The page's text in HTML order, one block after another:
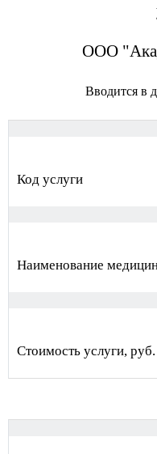
ООО
Вводится в
Код услуги
Наименование
Стоимость услуги, руб.